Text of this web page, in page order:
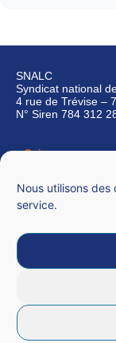
Nous utilisons
service.
SNALC
Syndicat national
4 rue de Trévise –
N° Siren 784 312
Qui sommes-
CGU